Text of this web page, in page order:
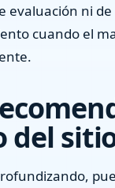
evaluación ni de
cuando el
del